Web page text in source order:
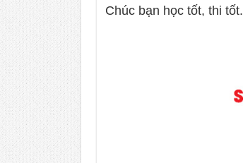
Chúc bạn học tốt, thi tốt.